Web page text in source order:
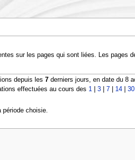
sur les pages qui sont liées. Les pages
depuis les 7derniers jours, en date du 8
effectuées au cours des 1| 3| 7| 14| 30
période choisie.